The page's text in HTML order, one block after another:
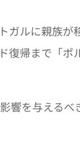
ルに親族
帰まで「
を与えるべ